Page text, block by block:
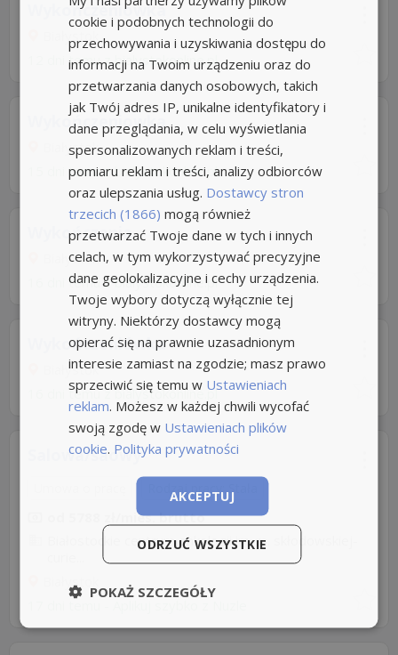
Wykończeniowka
12 dni temu zbialystokonline.pl
Wykończeniowka
Białystok
15 dni temu zbialystokonline.pl
Wykończenia
Białystok
16 dni temu zbialystokonline.pl
Wykończeniówka
Białystok
16 dni temu zbialystokonline.pl
Salowa/saowy
Rodzaj pracy: Stała
od 5788 zł/mies. brutto
Białostockie centrum onkologii im. m. skłodowskiej-
Białystok
cookie i podobnych technologii do
przechowywania i uzyskiwania dostępu do
informacji na Twoim urządzeniu oraz do
przetwarzania danych osobowych, takich
jak Twój adres IP, unikalne identyfikatory i
dane przeglądania, w celu wyświetlania
spersonalizowanych reklam i treści,
pomiaru reklam i treści, analizy odbiorców
oraz ulepszania usług. Dostawcy stron
trzecich (1866) mogą również
przetwarzać Twoje dane w tych i innych
celach, w tym wykorzystywać precyzyjne
dane geolokalizacyjne i cechy urządzenia.
Twoje wybory dotyczą wyłącznie tej
witryny. Niektórzy dostawcy mogą
opierać się na prawnie uzasadnionym
interesie zamiast na zgodzie; masz prawo
sprzeciwić się temu w Ustawieniach
reklam. Możesz w każdej chwili wycofać
swoją zgodę w Ustawieniach plików
cookie. Polityka prywatności
AKCEPTUJ
ODRZUĆ WSZYSTKIE
POKAŻ SZCZEGÓŁY